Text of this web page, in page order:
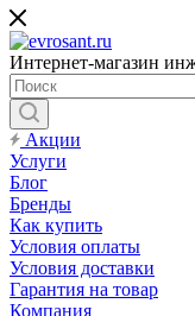
Интернет-магазин
Акции
Услуги
Блог
Бренды
Как купить
Условия оплаты
Условия доставки
Гарантия на товар
Компания